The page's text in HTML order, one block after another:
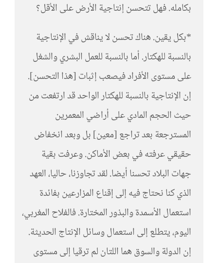
بكامله. فهل تتحسن إنتاجية الأرض على الأقل؟
*بكل يقين. هناك تحسن لا يناقش في الإنتاجية
بالنسبة للهكتار. أما بالنسبة للعمل البشري والشغل
على مستوى الأفراد فيصعب إثبات [هذا التحسن].
إن الإنتاجية بالنسبة للهكتار الواحد قد ارتفعت من
حيث الحجم المادي على أراضي المعمرين
المسترجعة بعد تراجع [معين] بل وبعد انخفاض
حقيقي عرفته في بعض الأماكن. وعرفت بقية
جهات البلاد تحسنا أيضا. لقد تجاوزنا، حاليا، العهد
الذي كنا نحتاج فيه إلى إقناع المزارعين بفائدة
استعمال الأسمدة والبذور المختارة. فالفلاح المغربي،
اليوم، يتطلع إلى استعمال وسائل الإنتاج الحديثة.
إن الدولة والسوق هما اللتان لم ترقيا إلى مستوى